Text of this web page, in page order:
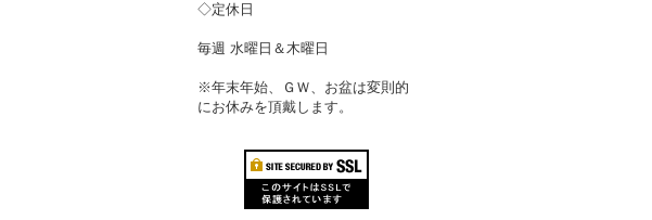
◇定休日
毎週 水曜日＆木曜日
※年末年始、ＧＷ、お盆は変則的
にお休みを頂戴します。